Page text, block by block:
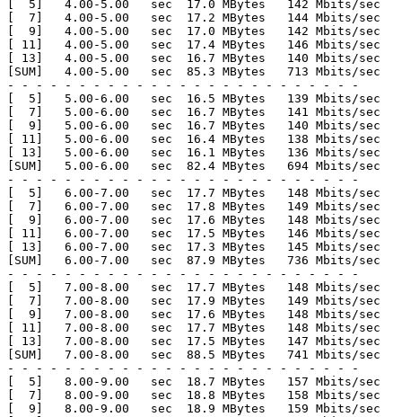
[  5]   4.00-5.00   sec  17.0 MBytes
[  7]   4.00-5.00   sec  17.2 MBytes
[  9]   4.00-5.00   sec  17.0 MBytes
[ 11]   4.00-5.00   sec  17.4 MBytes
[ 13]   4.00-5.00   sec  16.7 MBytes
[SUM]   4.00-5.00   sec  85.3 MBytes
- - - - - - - - - - - - - - - - - - - - - - - - -
[  5]   5.00-6.00   sec  16.5 MBytes
[  7]   5.00-6.00   sec  16.7 MBytes
[  9]   5.00-6.00   sec  16.7 MBytes
[ 11]   5.00-6.00   sec  16.4 MBytes
[ 13]   5.00-6.00   sec  16.1 MBytes
[SUM]   5.00-6.00   sec  82.4 MBytes
- - - - - - - - - - - - - - - - - - - - - - - - -
[  5]   6.00-7.00   sec  17.7 MBytes
[  7]   6.00-7.00   sec  17.8 MBytes
[  9]   6.00-7.00   sec  17.6 MBytes
[ 11]   6.00-7.00   sec  17.5 MBytes
[ 13]   6.00-7.00   sec  17.3 MBytes
[SUM]   6.00-7.00   sec  87.9 MBytes
- - - - - - - - - - - - - - - - - - - - - - - - -
[  5]   7.00-8.00   sec  17.7 MBytes
[  7]   7.00-8.00   sec  17.9 MBytes
[  9]   7.00-8.00   sec  17.6 MBytes
[ 11]   7.00-8.00   sec  17.7 MBytes
[ 13]   7.00-8.00   sec  17.5 MBytes
[SUM]   7.00-8.00   sec  88.5 MBytes
- - - - - - - - - - - - - - - - - - - - - - - - -
[  5]   8.00-9.00   sec  18.7 MBytes
[  7]   8.00-9.00   sec  18.8 MBytes
[  9]   8.00-9.00   sec  18.9 MBytes